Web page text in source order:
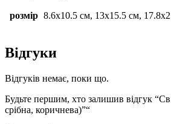
розмір 8.6х10.5 см, 13х15.5 см,
Відгуки
Відгуків немає, поки що.
Будьте першим, хто залишив відгук
срібна, коричнева)”“